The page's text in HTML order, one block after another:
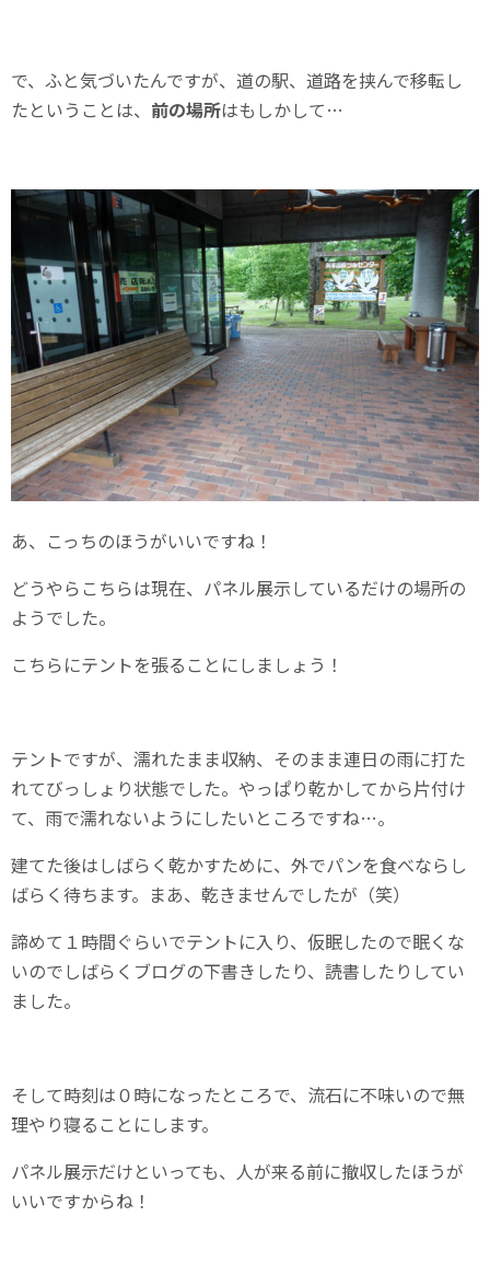
で、ふと気づいたんですが、道の駅、道路を挟んで移転し
たということは、 前の場所はもしかして…
あ、こっちのほうがいいですね！
どうやらこちらは現在、パネル展示しているだけの場所の
ようでした。
こちらにテントを張ることにしましょう！
テントですが、濡れたまま収納、そのまま連日の雨に打た
れてびっしょり状態でした。やっぱり乾かしてから片付け
て、雨で濡れないようにしたいところですね…。
建てた後はしばらく乾かすために、外でパンを食べならし
ばらく待ちます。まあ、乾きませんでしたが（笑）
諦めて１時間ぐらいでテントに入り、仮眠したので眠くな
いのでしばらくブログの下書きしたり、読書したりしてい
ました。
そして時刻は０時になったところで、流石に不味いので無
理やり寝ることにします。
パネル展示だけといっても、人が来る前に撤収したほうが
いいですからね！